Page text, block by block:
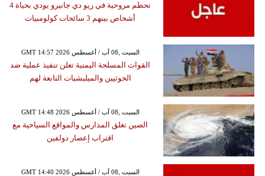
تحطم مروحية في ريو دي جانيرو يودي بحياة 4
أشخاص بينهم 3 سائحات كولومبيات
GMT 14:57 2026 السبت ,08 آب / أغسطس
القوات المسلحة اليمنية تعلن تنفيذ عملية ضد
الحوثيين والميليشيات التابعة لهم
GMT 14:48 2026 السبت ,08 آب / أغسطس
الصين تغلق المدارس والمواقع السياحية مع
اقتراب إعصار دولفين
GMT 14:40 2026 السبت ,08 آب / أغسطس